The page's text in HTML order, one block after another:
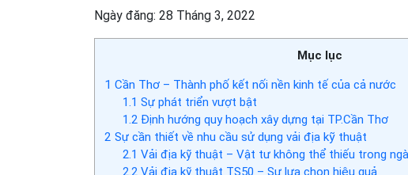
Ngày đăng: 28 Tháng 3, 2022
Mục lục
1 Cần Thơ – Thành phố kết nối nền kinh tế của cả nước
1.1 Sự phát triển vượt bật
1.2Định hướng quy hoạch xây dựng tại TP.Cần Thơ
2 Sự cần thiết về nhu cầu sử dụng vải địa kỹ thuật
2.1 Vải địa kỹ thuật – Vật tư không thể thiếu trong
2.2Vải địa kỹ thuật TS50 – Sự lựa chọn hiệu quả